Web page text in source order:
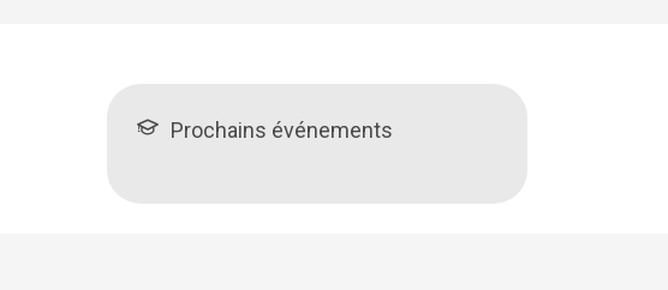
Prochains événements